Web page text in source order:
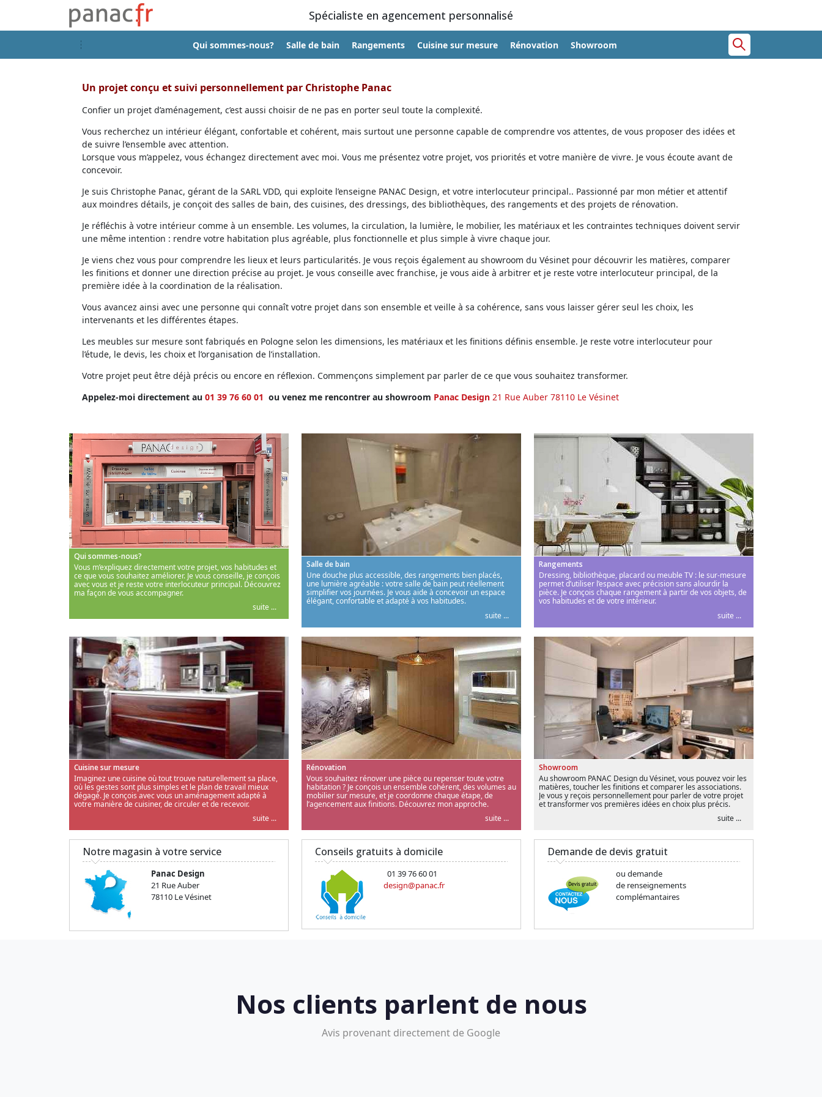
Spécialiste en agencement personnalisé
Qui sommes-nous? Salle de bain Rangements Cuisine sur mesure Rénovation Showroom
Un projet conçu et suivi personnellement par Christophe Panac
Confier un projet d’aménagement, c’est aussi choisir de ne pas en porter seul toute la complexité.
Vous recherchez un intérieur élégant, confortable et cohérent, mais surtout une personne capable de comprendre vos attentes, de vous proposer des idées et
de suivre l’ensemble avec attention.
Lorsque vous m’appelez, vous échangez directement avec moi. Vous me présentez votre projet, vos priorités et votre manière de vivre. Je vous écoute avant de
concevoir.
Je suis Christophe Panac, gérant de la SARL VDD, qui exploite l’enseigne PANAC Design, et votre interlocuteur principal.. Passionné par mon métier et attentif
aux moindres détails, je conçoit des salles de bain, des cuisines, des dressings, des bibliothèques, des rangements et des projets de rénovation.
Je réfléchis à votre intérieur comme à un ensemble. Les volumes, la circulation, la lumière, le mobilier, les matériaux et les contraintes techniques doivent servir
une même intention : rendre votre habitation plus agréable, plus fonctionnelle et plus simple à vivre chaque jour.
Je viens chez vous pour comprendre les lieux et leurs particularités. Je vous reçois également au showroom du Vésinet pour découvrir les matières, comparer
les finitions et donner une direction précise au projet. Je vous conseille avec franchise, je vous aide à arbitrer et je reste votre interlocuteur principal, de la
première idée à la coordination de la réalisation.
Vous avancez ainsi avec une personne qui connaît votre projet dans son ensemble et veille à sa cohérence, sans vous laisser gérer seul les choix, les
intervenants et les différentes étapes.
Les meubles sur mesure sont fabriqués en Pologne selon les dimensions, les matériaux et les finitions définis ensemble. Je reste votre interlocuteur pour
l’étude, le devis, les choix et l’organisation de l’installation.
Votre projet peut être déjà précis ou encore en réflexion. Commençons simplement par parler de ce que vous souhaitez transformer.
Appelez-moi directement au 01 39 76 60 01 ou venez me rencontrer au showroom Panac Design 21 Rue Auber 78110 Le Vésinet
Qui sommes-nous?
Vous m’expliquez directement votre projet, vos habitudes et
ce que vous souhaitez améliorer. Je vous conseille, je conçois
avec vous et je reste votre interlocuteur principal. Découvrez
ma façon de vous accompagner.
suite ...
Salle de bain
Une douche plus accessible, des rangements bien placés,
une lumière agréable : votre salle de bain peut réellement
simplifier vos journées. Je vous aide à concevoir un espace
élégant, confortable et adapté à vos habitudes.
suite ...
Rangements
Dressing, bibliothèque, placard ou meuble TV : le sur-mesure
permet d’utiliser l’espace avec précision sans alourdir la
pièce. Je conçois chaque rangement à partir de vos objets, de
vos habitudes et de votre intérieur.
suite ...
Cuisine sur mesure
Imaginez une cuisine où tout trouve naturellement sa place,
où les gestes sont plus simples et le plan de travail mieux
dégagé. Je conçois avec vous un aménagement adapté à
votre manière de cuisiner, de circuler et de recevoir.
suite ...
Rénovation
Vous souhaitez rénover une pièce ou repenser toute votre
habitation ? Je conçois un ensemble cohérent, des volumes au
mobilier sur mesure, et je coordonne chaque étape, de
l’agencement aux finitions. Découvrez mon approche.
suite ...
Showroom
Au showroom PANAC Design du Vésinet, vous pouvez voir les
matières, toucher les finitions et comparer les associations.
Je vous y reçois personnellement pour parler de votre projet
et transformer vos premières idées en choix plus précis.
suite ...
Notre magasin à votre service
Panac Design
21 Rue Auber
78110 Le Vésinet
Conseils gratuits à domicile
01 39 76 60 01
design@panac.fr
Demande de devis gratuit
ou demande
de renseignements
complémantaires
Nos clients parlent de nous
Avis provenant directement de Google